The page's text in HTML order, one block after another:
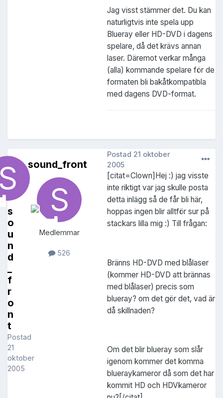
Jag visst stämmer det. Du kan
naturligtvis inte spela upp
Blueray eller HD-DVD i dagens
spelare, då det krävs annan
laser. Däremot verkar många
(alla) kommande spelare för de
formaten bli bakåtkompatibla
med dagens DVD-format.
s
o
u
n
d
f
r
o
n
t
Postad
21
oktober
2005
sound_front
Medlemmar
526
Postad 21 oktober
2005
[citat=Clown]Hej :) jag visste
inte riktigt var jag skulle posta
detta inlägg så de får bli här,
hoppas ingen blir alltför sur på
stackars lilla mig :) Till frågan:
Bränns HD-DVD med blålaser
(kommer HD-DVD att brännas
med blålaser) precis som
blueray? om det gör det, vad är
då skillnaden?
Om det blir blueray som slår
igenom kommer det komma
blueraykameror då som det har
kommit HD och HDVkameror